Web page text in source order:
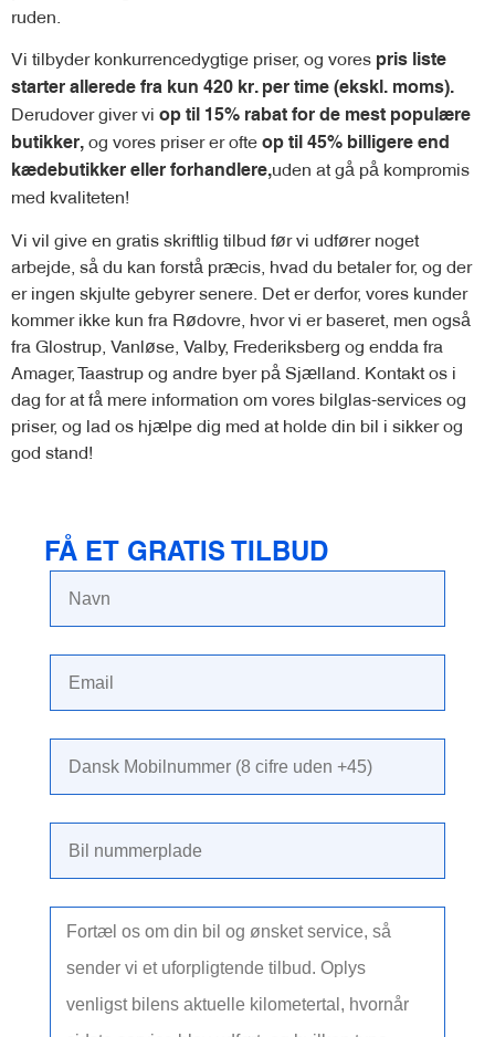
ruden.
Vi tilbyder konkurrencedygtige priser, og vores pris liste
starter allerede fra kun 420 kr. per time (ekskl. moms).
Derudover giver vi op til 15% rabat for de mest populære
butikker, og vores priser er ofte op til 45% billigere end
kædebutikker eller forhandlere,uden at gå på kompromis
med kvaliteten!
Vi vil give en gratis skriftlig tilbud før vi udfører noget
arbejde, så du kan forstå præcis, hvad du betaler for, og der
er ingen skjulte gebyrer senere. Det er derfor, vores kunder
kommer ikke kun fra Rødovre, hvor vi er baseret, men også
fra Glostrup, Vanløse, Valby, Frederiksberg og endda fra
Amager, Taastrup og andre byer på Sjælland. Kontakt os i
dag for at få mere information om vores bilglas-services og
priser, og lad os hjælpe dig med at holde din bil i sikker og
god stand!
FÅ ET GRATIS TILBUD